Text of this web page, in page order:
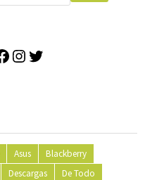
Facebook
Instagram
Asus
Blackberry
Descargas
De Todo